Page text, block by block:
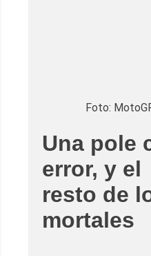
Foto:
Una pole
error, y el
resto de
mortales